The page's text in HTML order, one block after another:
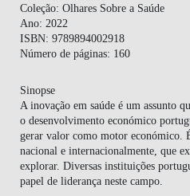
Coleção: Olhares Sobre a Saúde
Ano: 2022
ISBN: 9789894002918
Número de páginas: 160
Sinopse
A inovação em saúde é um assunto
o desenvolvimento económico
gerar valor como motor económico.
nacional e internacionalmente, que
explorar. Diversas instituições
papel de liderança neste campo.